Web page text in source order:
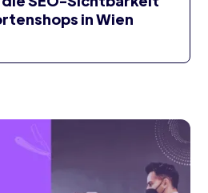
in Wien